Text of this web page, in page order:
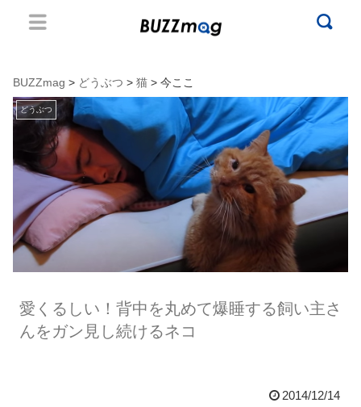
BUZZmag > どうぶつ > 猫 > 今ここ
どうぶつ
愛くるしい！背中を丸めて爆睡する飼い主さ
んをガン見し続けるネコ
2014/12/14